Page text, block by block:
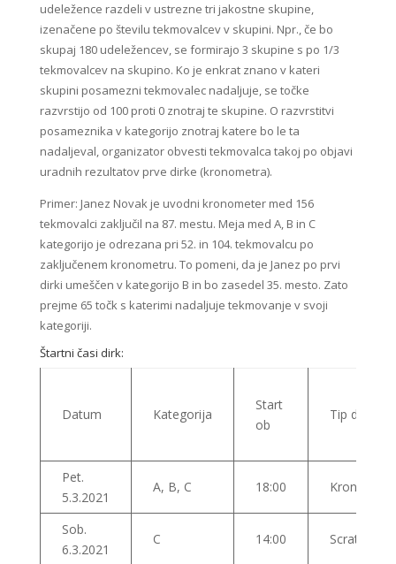
udeležence razdeli v ustrezne tri jakostne skupine,
izenačene po številu tekmovalcev v skupini. Npr., če bo
skupaj 180 udeležencev, se formirajo 3 skupine s po 1/3
tekmovalcev na skupino. Ko je enkrat znano v kateri
skupini posamezni tekmovalec nadaljuje, se točke
razvrstijo od 100 proti 0 znotraj te skupine. O razvrstitvi
posameznika v kategorijo znotraj katere bo le ta
nadaljeval, organizator obvesti tekmovalca takoj po objavi
uradnih rezultatov prve dirke (kronometra).
Primer: Janez Novak je uvodni kronometer med 156
tekmovalci zaključil na 87. mestu. Meja med A, B in C
kategorijo je odrezana pri 52. in 104. tekmovalcu po
zaključenem kronometru. To pomeni, da je Janez po prvi
dirki umeščen v kategorijo B in bo zasedel 35. mesto. Zato
prejme 65 točk s katerimi nadaljuje tekmovanje v svoji
kategoriji.
Štartni časi dirk:
Datum Kategorija
Start
ob
Tip dirke
Pet.
5.3.2021
A, B, C 18:00
Sob.
6.3.2021
C 14:00 Scratch